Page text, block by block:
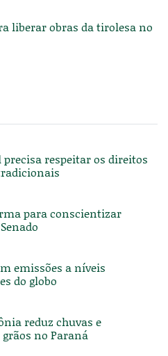
liberar obras da tirolesa no
respeitar os direitos
para conscientizar
emissões a níveis
do globo
reduz chuvas e
no Paraná